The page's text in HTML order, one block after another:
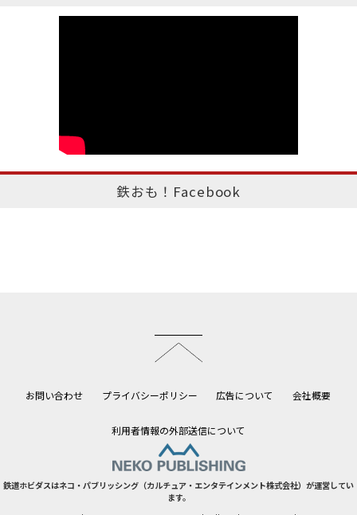
鉄おも！Facebook
お問い合わせ プライバシーポリシー 広告について 会社概要
利用者情報の外部送信について
鉄道ホビダスはネコ・パブリッシング（カルチュア・エンタテインメント株式会社）が運営してい
ます。